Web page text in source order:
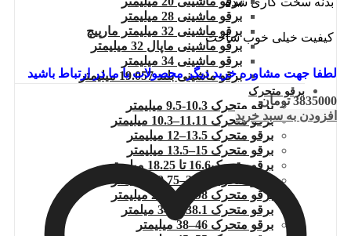
برقو ماشینی 28 میلیمتر
برقو ماشینی 32 میلیمتر مارپیچ
برقو ماشینی ماپال 32 میلیمتر
برقو ماشینی 34 میلیمتر
برقو ماشینی بلند 19.057 میلیمتر
برقو متحرک
برقو متحرک 10.3-9.5 میلیمتر
برقو متحرک 11.11–10.3 میلیمتر
برقو متحرک 13.5–12 میلیمتر
برقو متحرک 15–13.5 میلیمتر
برقو متحرک16.6 تا 18.25 میلیمتر
برقو متحرک 26.98–23.8 میلیمتر
برقو متحرک 38.1–34.1 میلمتر
برقو متحرک 46–38 میلیمتر
کیفیت خیلی خوب ساخت
لطفا جهت مشاوره خرید دیگر محصولات با ما در ارتباط باشید
3835000 تومان
افزودن به سبد خرید